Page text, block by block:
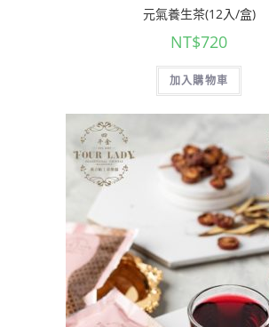
元氣養生茶(12入/盒)
NT$720
加入購物車